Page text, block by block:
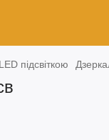
підсвіткою